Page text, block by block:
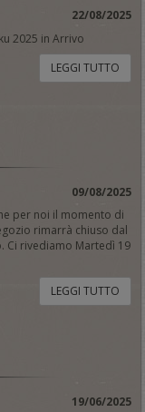
22/08/2025
2025 in Arrivo
LEGGI TUTTO
09/08/2025
per noi il momento di
rimarrà chiuso dal
Ci rivediamo Martedì 19
LEGGI TUTTO
19/06/2025